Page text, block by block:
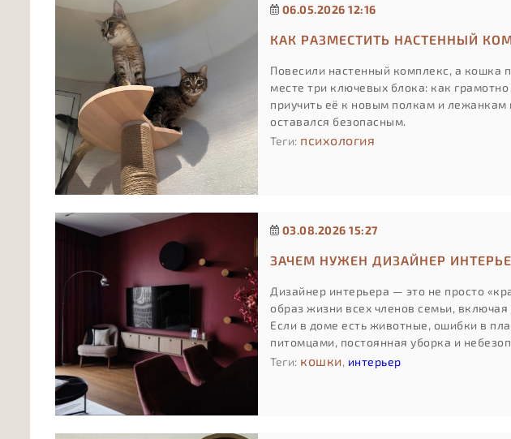
06.05.2026 12:16
КАК РАЗМЕСТИТЬ НАСТЕННЫЙ
Повесили настенный комплекс, а кошка
месте три ключевых блока: как
приучить её к новым полкам и лежанкам
оставался безопасным.
Теги: психология
03.08.2026 15:27
ЗАЧЕМ НУЖЕН ДИЗАЙНЕР
Дизайнер интерьера — это не просто
образ жизни всех членов семьи,
Если в доме есть животные, ошибки в
питомцами, постоянная уборка и
Теги: кошки, интерьер